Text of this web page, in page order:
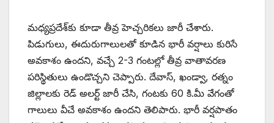
మధ్యప్రదేశ్‌కు కూడా తీవ్ర హెచ్చరికలు జారీ చేశారు.
పిడుగులు, ఈదురుగాలులతో కూడిన భారీ వర్షాలు కురిసే
అవకాశం ఉందని, వచ్చే 2-3 గంటల్లో తీవ్ర వాతావరణ
పరిస్థితులు ఉండొచ్చని చెప్పారు. దేవాస్, ఖండ్వా, రత్నం
జిల్లాలకు రెడ్ అలర్ట్ జారీ చేసి, గంటకు 60 కి.మీ వేగంతో
గాలులు వీచే అవకాశం ఉందని తెలిపారు. భారీ వర్షపాతం